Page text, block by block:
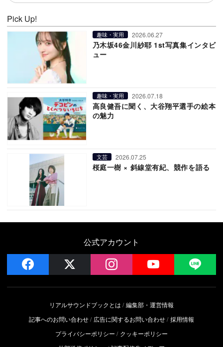
Pick Up!
趣味・実用 2026.06.27
乃木坂46金川紗耶 1st写真集インタビ
ュー
趣味・実用 2026.07.18
高良健吾に聞く、大谷翔平選手の絵本
の魅力
文芸 2026.07.25
桜庭一樹 × 斜線堂有紀、競作を語る
公式アカウント
facebook instagram YouTube
リアルサウンドブックとは
編集部・運営情報
記事へのお問い合わせ
広告に関するお問い合わせ 採用情報
プライバシーポリシー
クッキーポリシー